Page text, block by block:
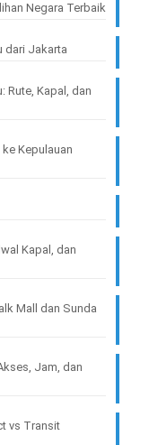
Negara Terbaik
dari Jakarta
Rute, Kapal, dan
Kepulauan
Kapal, dan
Mall dan Sunda
Jam, dan
vs Transit